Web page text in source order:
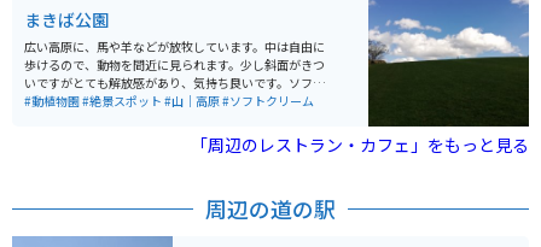
ます。
まきば公園
広い高原に、馬や羊などが放牧しています。中は自由に
歩けるので、動物を間近に見られます。少し斜面がきつ
いですがとても解放感があり、気持ち良いです。ソフト
クリームが牛乳が濃くとても美味しいです。レストラン
#動植物園#絶景スポット #山｜高原#ソフトクリーム
「周辺のレストラン・カフェ」をもっと見る
周辺の道の駅